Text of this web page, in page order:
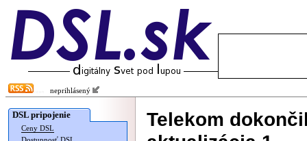
neprihlásený
DSL pripojenie
Ceny DSL
Telekom